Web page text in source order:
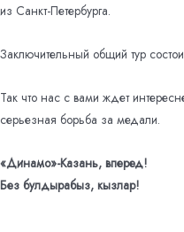
из Санкт-Петербурга.
Заключительный общий тур
Так что нас с вами ждет
серьезная борьба за медали.
«Динамо»-Казань, вперед!
Без булдырабыз, кызлар!